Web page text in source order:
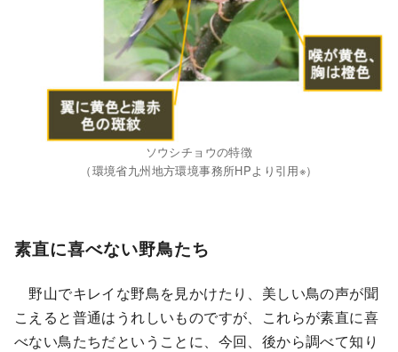
ソウシチョウの特徴
（環境省九州地方環境事務所HPより引用※）
素直に喜べない野鳥たち
野山でキレイな野鳥を見かけたり、美しい鳥の声が聞
こえると普通はうれしいものですが、これらが素直に喜
べない鳥たちだということに、今回、後から調べて知り